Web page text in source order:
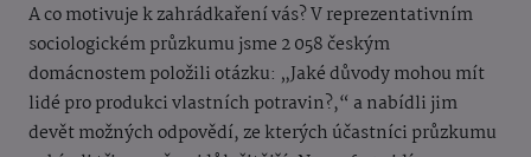
A co motivuje k zahrádkaření vás? V reprezentativním
sociologickém průzkumu jsme 2 058 českým
domácnostem položili otázku: „Jaké důvody mohou mít
lidé pro produkci vlastních potravin?,“ a nabídli jim
devět možných odpovědí, ze kterých účastníci průzkumu